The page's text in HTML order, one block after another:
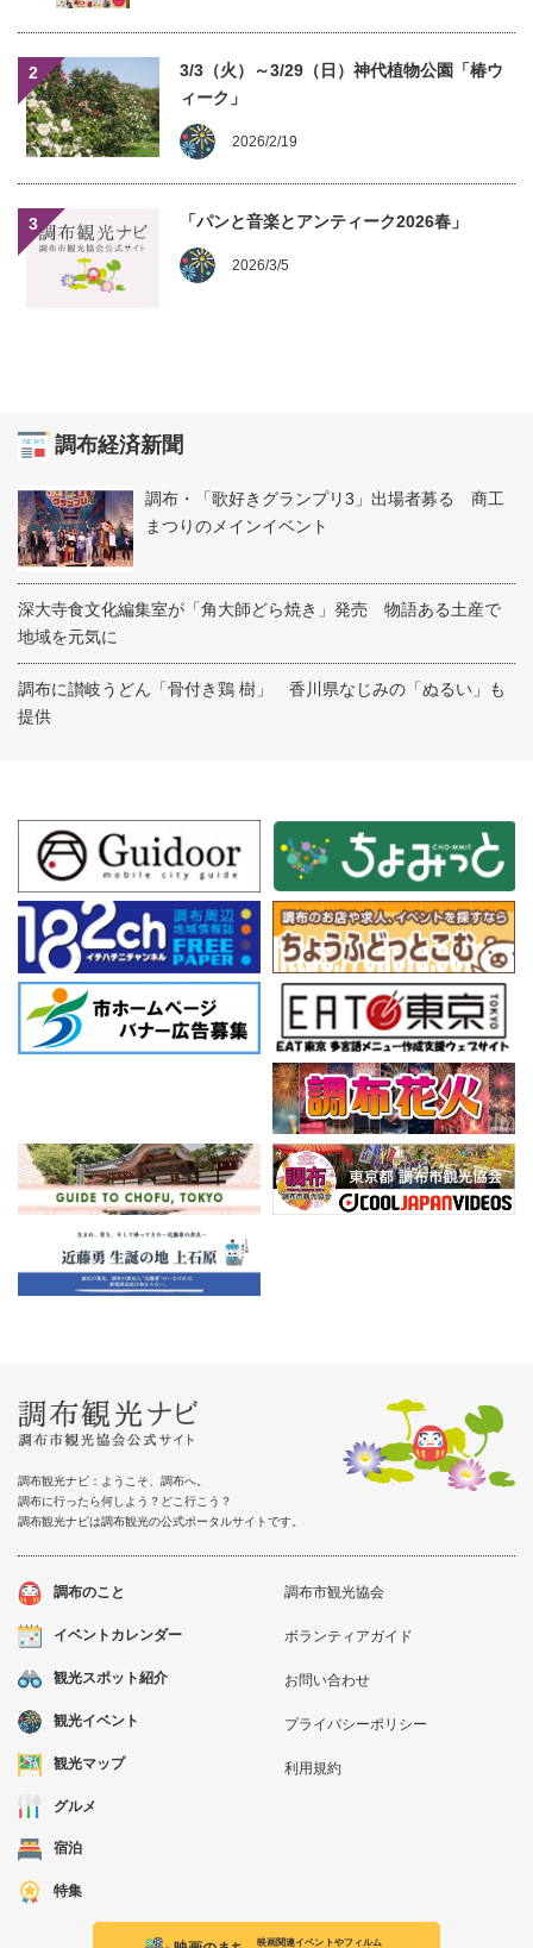
2
3/3（火）～3/29（日）神代植物公園「椿ウ
ィーク」
2026/2/19
3 「パンと音楽とアンティーク2026春」
2026/3/5
調布経済新聞
調布・「歌好きグランプリ3」出場者募る 商工
まつりのメインイベント
深大寺食文化編集室が「角大師どら焼き」発売 物語ある土産で
地域を元気に
調布に讃岐うどん「骨付き鶏 樹」 香川県なじみの「ぬるい」も
提供
調布観光ナビ：ようこそ、調布へ。
調布に行ったら何しよう？どこ行こう？
調布観光ナビは調布観光の公式ポータルサイトです。
調布のこと
イベントカレンダー
観光スポット紹介
観光イベント
観光マップ
グルメ
宿泊
特集
調布市観光協会
ボランティアガイド
お問い合わせ
プライバシーポリシー
利用規約
映画関連イベントやフィルム